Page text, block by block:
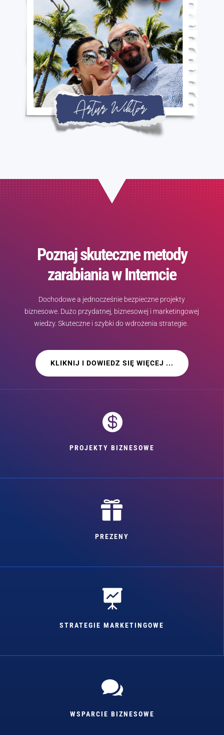
Poznaj skuteczne metody
zarabiania w Interncie
Dochodowe a jednocześnie bezpieczne projekty
biznesowe. Dużo przydatnej, biznesowej i marketingowej
wiedzy. Skuteczne i szybki do wdrożenia strategie.
KLIKNIJ I DOWIEDZ SIĘ WIĘCEJ ...

PROJEKTY BIZNESOWE

PREZENY

STRATEGIE MARKETINGOWE

WSPARCIE BIZNESOWE